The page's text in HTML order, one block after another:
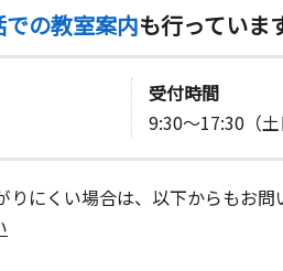
での教室案内も行っていま
受付時間
9:30～17:30（土
にくい場合は、以下からもお問